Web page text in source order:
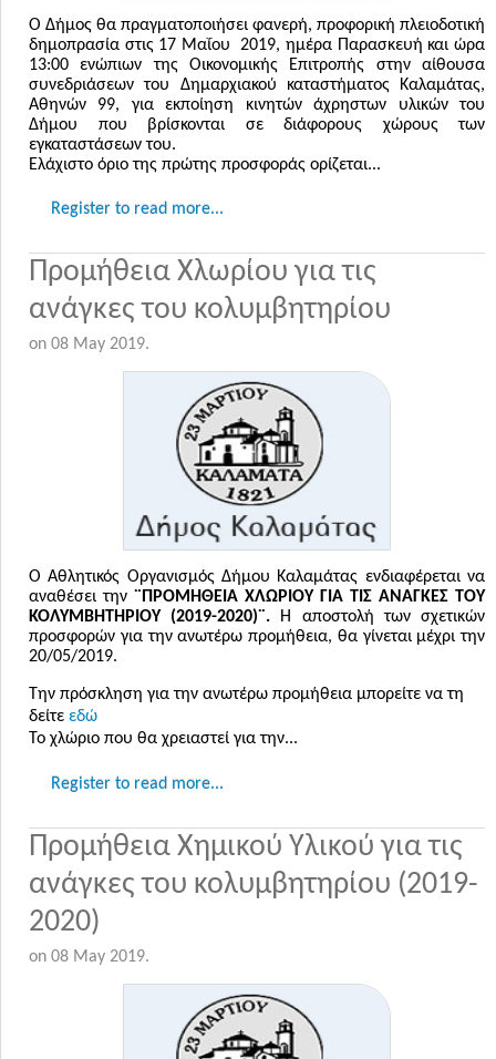
O Δήμος θα πραγματοποιήσει φανερή, προφορική πλειοδοτική
δημοπρασία στις 17 Μαΐου 2019, ημέρα Παρασκευή και ώρα
13:00 ενώπιων της Οικονομικής Επιτροπής στην αίθουσα
συνεδριάσεων του Δημαρχιακού καταστήματος Καλαμάτας,
Αθηνών 99, για εκποίηση κινητών άχρηστων υλικών του
Δήμου που βρίσκονται σε διάφορους χώρους των
εγκαταστάσεων του.
Ελάχιστο όριο της πρώτης προσφοράς ορίζεται...
Register to read more...
Προμήθεια Χλωρίου για τις
ανάγκες του κολυμβητηρίου
on 08 May 2019.
Ο Αθλητικός Οργανισμός Δήμου Καλαμάτας ενδιαφέρεται να
αναθέσει την ¨ΠΡΟΜΗΘΕΙΑ ΧΛΩΡΙΟΥ ΓΙΑ ΤΙΣ ΑΝΑΓΚΕΣ ΤΟΥ
ΚΟΛΥΜΒΗΤΗΡΙΟΥ (2019-2020)¨. Η αποστολή των σχετικών
προσφορών για την ανωτέρω προμήθεια, θα γίνεται μέχρι την
20/05/2019.
Την πρόσκληση για την ανωτέρω προμήθεια μπορείτε να τη
δείτε εδώ
Το χλώριο που θα χρειαστεί για την...
Register to read more...
Προμήθεια Χημικού Υλικού για τις
ανάγκες του κολυμβητηρίου (2019-
2020)
on 08 May 2019.